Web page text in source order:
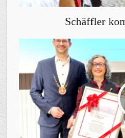
Schäffler